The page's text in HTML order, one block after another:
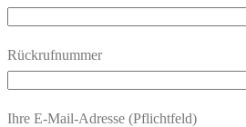
Rückrufnummer
Ihre E-Mail-Adresse (Pflichtfeld)